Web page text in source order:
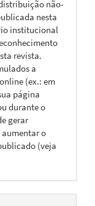
não-
nesta
institucional
revista.
a
(ex.: em
página
durante o
gerar
o
(veja